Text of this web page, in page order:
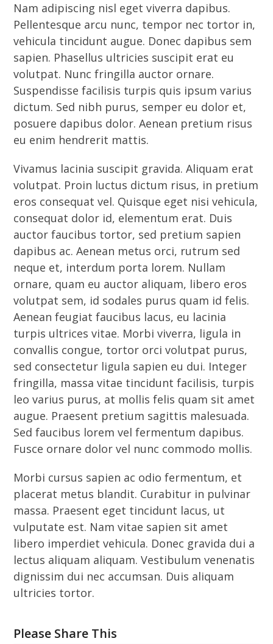
Nam adipiscing nisl eget viverra dapibus.
Pellentesque arcu nunc, tempor nec tortor in,
vehicula tincidunt augue. Donec dapibus sem
sapien. Phasellus ultricies suscipit erat eu
volutpat. Nunc fringilla auctor ornare.
Suspendisse facilisis turpis quis ipsum varius
dictum. Sed nibh purus, semper eu dolor et,
posuere dapibus dolor. Aenean pretium risus
eu enim hendrerit mattis.
Vivamus lacinia suscipit gravida. Aliquam erat
volutpat. Proin luctus dictum risus, in pretium
eros consequat vel. Quisque eget nisi vehicula,
consequat dolor id, elementum erat. Duis
auctor faucibus tortor, sed pretium sapien
dapibus ac. Aenean metus orci, rutrum sed
neque et, interdum porta lorem. Nullam
ornare, quam eu auctor aliquam, libero eros
volutpat sem, id sodales purus quam id felis.
Aenean feugiat faucibus lacus, eu lacinia
turpis ultrices vitae. Morbi viverra, ligula in
convallis congue, tortor orci volutpat purus,
sed consectetur ligula sapien eu dui. Integer
fringilla, massa vitae tincidunt facilisis, turpis
leo varius purus, at mollis felis quam sit amet
augue. Praesent pretium sagittis malesuada.
Sed faucibus lorem vel fermentum dapibus.
Fusce ornare dolor vel nunc commodo mollis.
Morbi cursus sapien ac odio fermentum, et
placerat metus blandit. Curabitur in pulvinar
massa. Praesent eget tincidunt lacus, ut
vulputate est. Nam vitae sapien sit amet
libero imperdiet vehicula. Donec gravida dui a
lectus aliquam aliquam. Vestibulum venenatis
dignissim dui nec accumsan. Duis aliquam
ultricies tortor.
Please Share This